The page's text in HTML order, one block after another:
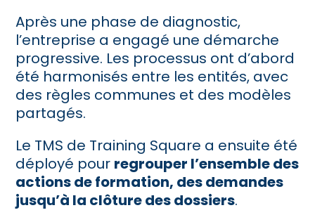
Après une phase de diagnostic,
l’entreprise a engagé une démarche
progressive. Les processus ont d’abord
été harmonisés entre les entités, avec
des règles communes et des modèles
partagés.
Le TMS de Training Square a ensuite été
déployé pour regrouper l’ensemble des
actions de formation, des demandes
jusqu’à la clôture des dossiers.